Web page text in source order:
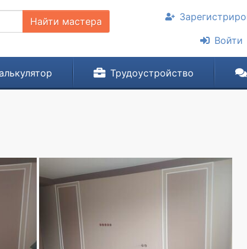
Найти мастера
Войти
Трудоустройство